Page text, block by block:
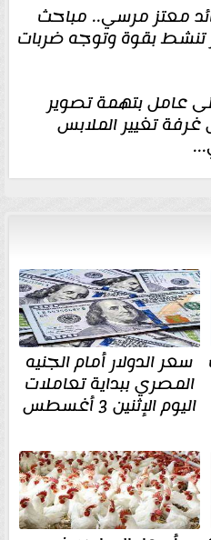
معتز مرسي.. مباحث
بقوة وتوجه ضربات
عامل بتهمة تصوير
غرفة تغيير الملابس
سعر الدولار أمام الجنيه
المصري ببداية تعاملات
اليوم الإثنين 3 أغسطس